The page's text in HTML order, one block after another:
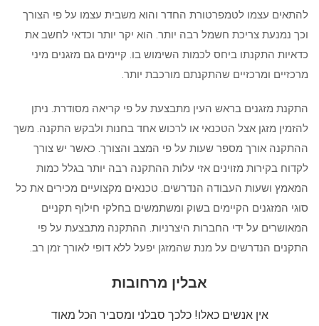
להתאים עצמו לטמפרטורת החדר והוא משבית עצמו על פי הצורך
וכך נמנעת צריכת חשמל רבה יותר. הוא יקר יותר וכדאי לחשב את
כדאיות התקנתו ביחס לכמות השימוש בו. קיימים גם מזגנים מיני
מרכזיים ומרכזיים שהתקנתם מורכבת יותר.
התקנת מזגנים בראש העין מתבצעת על פי קריאה מסודרת. ניתן
להזמין מזגן אצל הטכנאי או לרכוש אחד בחנות ולבקש התקנה. משך
ההתקנה אורך מספר שעות על פי המצב והצורך. כאשר יש צורך
לקדוח בקירות מזוינים אזי עלות ההתקנה רבה יותר בגלל כמות
המאמץ ושעות העבודה הנדרשים. טכנאים מקצועיים מכירים את כל
סוגי המזגנים הקיימים בשוק ומשתמשים בחלקי חילוף תקניים
המאושרים על ידי החברות היצרניות. ההתקנה מתבצעת על פי
התקנים הנדרשים על מנת שהמזגן יפעל ללא דופי לאורך זמן רב.
אבלין מרחובות
אין אנשים כאלו! כלכך סבלני ומסביר הכל מאוד